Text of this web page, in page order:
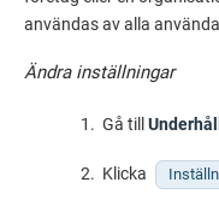
användas av alla
Ändra inställningar
Gå tillUnderhåll
Klicka